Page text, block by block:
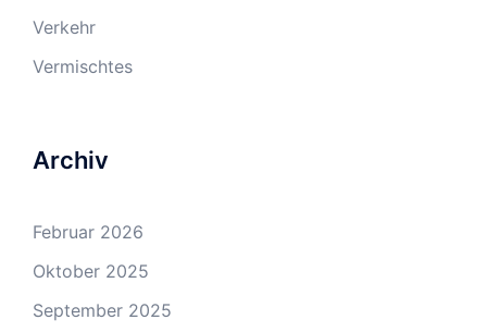
Verkehr
Vermischtes
Archiv
Februar 2026
Oktober 2025
September 2025